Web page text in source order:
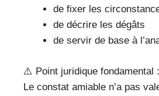
de fixer les
de décrire les dégâts
de servir de base à
⚠️ Point juridique fondamental :
Le constat amiable n’a pas